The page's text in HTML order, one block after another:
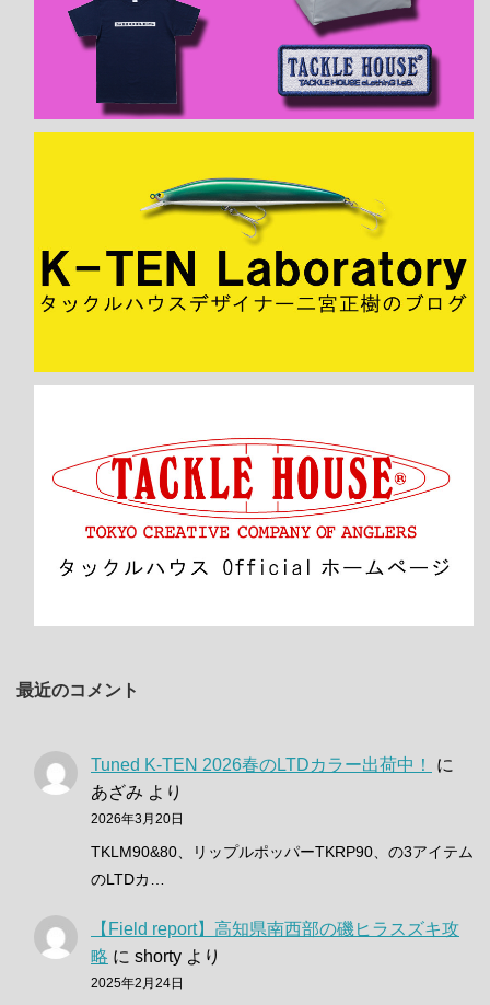
最近のコメント
Tuned K-TEN 2026春のLTDカラー出荷中！
に
あざみ より
2026年3月20日
TKLM90&80、リップルポッパーTKRP90、の3アイテム
のLTDカ…
【Field report】高知県南西部の磯ヒラスズキ攻
略 に shorty より
2025年2月24日